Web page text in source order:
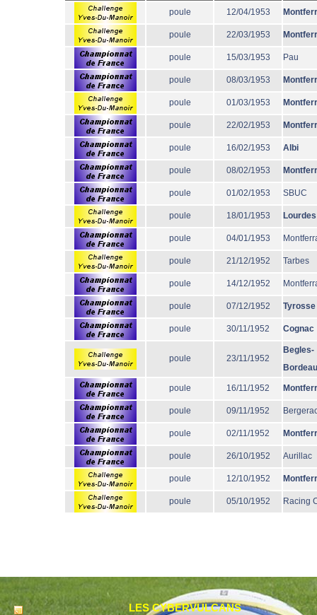
poule 12/04/1953
poule 22/03/1953
poule 15/03/1953 Pau
poule 08/03/1953
poule 01/03/1953
poule 22/02/1953
poule 16/02/1953 Albi
poule 08/02/1953
poule 01/02/1953 SBUC
poule 18/01/1953 Lourdes
poule 04/01/1953
poule 21/12/1952 Tarbes
poule 14/12/1952
poule 07/12/1952 Tyrosse
poule 30/11/1952 Cognac
poule 23/11/1952
Begles-
poule 16/11/1952
poule 09/11/1952
poule 02/11/1952
poule 26/10/1952 Aurillac
poule 12/10/1952
poule 05/10/1952 Racing
LES CYBERVULCANS